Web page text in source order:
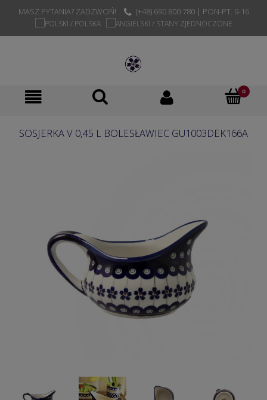
MASZ PYTANIA? ZADZWOŃ! (+48) 690 800 780 | PON-PT. 9-16
SOSJERKA V 0,45 L BOLESŁAWIEC GU1003DEK166A